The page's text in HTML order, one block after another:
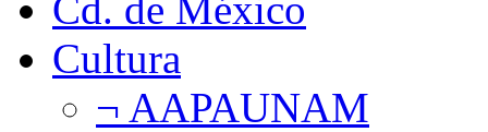
Cultura
¬ AAPAUNAM